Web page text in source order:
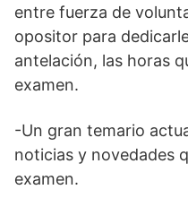
entre fuerza de
opositor para
antelación, las horas
examen.
-Un gran temario
noticias y novedades
examen.